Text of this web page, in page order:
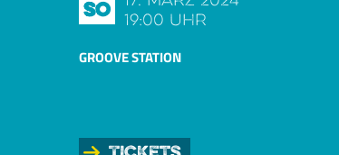
So
19:00 Uhr
GROOVE STATION